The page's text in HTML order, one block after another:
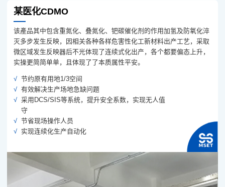
某医化CDMO
该產品其中包含重氮化、叠氮化、钯碳催化剂的作用加氢及防氧化淬
灭多步发生反映，因相关各种各样危害性化工新材料出产工艺，采取
微区域发生反映器后不光体现了连续式化出产，各个都要偏态上升，
实操更简简单单，且体现了了本质属性平安。
节约原有用地1/3空间
有效解决生产场地急缺问题
采用DCS/SIS等系统，提升安全系数，实现无人值
守
节省现场操作人员
实现连续化生产自动化